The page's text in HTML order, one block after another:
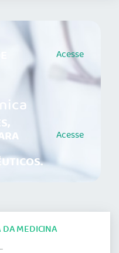
Acesse
Acesse
DA MEDICINA